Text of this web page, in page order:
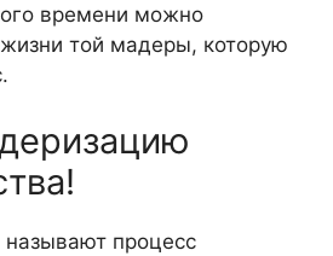
времени можно
жизни той мадеры, которую
процесс